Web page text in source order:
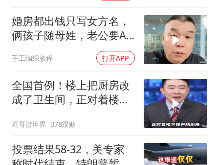
婚房都出钱只写女方名，
俩孩子随母姓，老公要AA
手工编织教程 打开APP
全国首例！楼上把厨房改
成了卫生间，正对着楼下
逗哥游世界 378跟贴
投票结果58-32，美专家